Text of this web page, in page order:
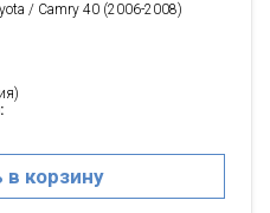
/ Camry 40 (2006-2008)
корзину